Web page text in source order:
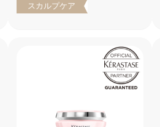
スカルプケア